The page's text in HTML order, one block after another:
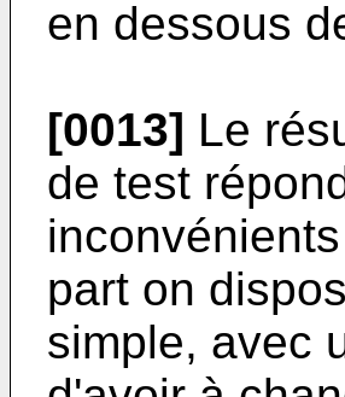
en dessous
[0013] Le
de test
part on
simple, avec